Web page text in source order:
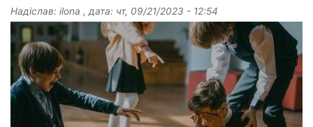
Надіслав: ilona , дата: чт, 09/21/2023 - 12:54